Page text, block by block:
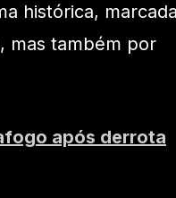
histórica,
mas também por
após derrota